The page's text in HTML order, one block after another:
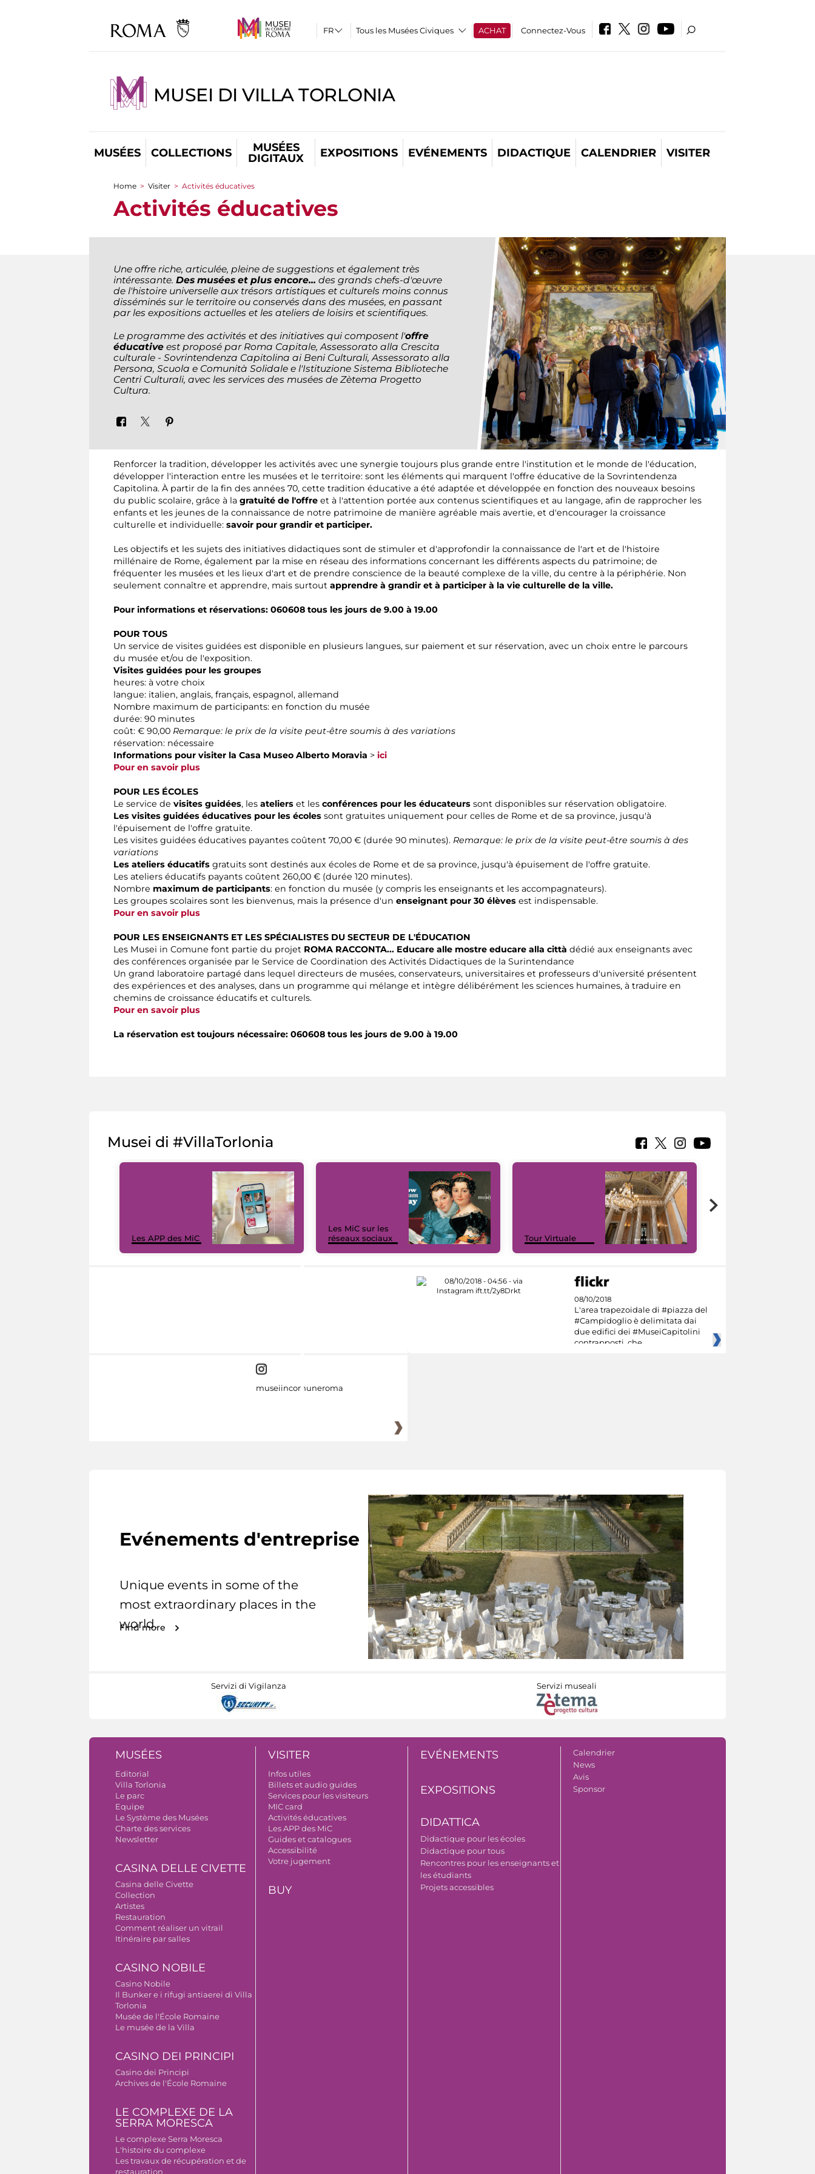
Tous les Musées Civiques ACHAT Connectez-Vous
MUSEI DI VILLA TORLONIA
MUSÉES COLLECTIONS
MUSÉES
DIGITAUX
EXPOSITIONS EVÉNEMENTS DIDACTIQUE CALENDRIER VISITER
You are here
Home > Visiter > Activités éducatives
Activités éducatives
Une offre riche, articulée, pleine de suggestions et également très
intéressante. Des musées et plus encore... des grands chefs-d'œuvre
de l'histoire universelle aux trésors artistiques et culturels moins connus
disséminés sur le territoire ou conservés dans des musées, en passant
par les expositions actuelles et les ateliers de loisirs et scientifiques.
Le programme des activités et des initiatives qui composent l'offre
éducative est proposé par Roma Capitale, Assessorato alla Crescita
culturale - Sovrintendenza Capitolina ai Beni Culturali, Assessorato alla
Persona, Scuola e Comunità Solidale e l'Istituzione Sistema Biblioteche
Centri Culturali, avec les services des musées de Zètema Progetto
Cultura.
Renforcer la tradition, développer les activités avec une synergie toujours plus grande entre l'institution et le monde de l'éducation,
développer l'interaction entre les musées et le territoire: sont les éléments qui marquent l'offre éducative de la Sovrintendenza
Capitolina. À partir de la fin des années 70, cette tradition éducative a été adaptée et développée en fonction des nouveaux besoins
du public scolaire, grâce à la gratuité de l'offre et à l'attention portée aux contenus scientifiques et au langage, afin de rapprocher les
enfants et les jeunes de la connaissance de notre patrimoine de manière agréable mais avertie, et d'encourager la croissance
culturelle et individuelle: savoir pour grandir et participer.
Les objectifs et les sujets des initiatives didactiques sont de stimuler et d'approfondir la connaissance de l'art et de l'histoire
millénaire de Rome, également par la mise en réseau des informations concernant les différents aspects du patrimoine; de
fréquenter les musées et les lieux d'art et de prendre conscience de la beauté complexe de la ville, du centre à la périphérie. Non
seulement connaître et apprendre, mais surtout apprendre à grandir et à participer à la vie culturelle de la ville.
Pour informations et réservations: 060608 tous les jours de 9.00 à 19.00
POUR TOUS
Un service de visites guidées est disponible en plusieurs langues, sur paiement et sur réservation, avec un choix entre le parcours
du musée et/ou de l'exposition.
Visites guidées pour les groupes
heures: à votre choix
langue: italien, anglais, français, espagnol, allemand
Nombre maximum de participants: en fonction du musée
durée: 90 minutes
coût: € 90,00 Remarque: le prix de la visite peut-être soumis à des variations
réservation: nécessaire
Informations pour visiter la Casa Museo Alberto Moravia > ici
Pour en savoir plus
POUR LES ÉCOLES
Le service de visites guidées, les ateliers et les conférences pour les éducateurs sont disponibles sur réservation obligatoire.
Les visites guidées éducatives pour les écoles sont gratuites uniquement pour celles de Rome et de sa province, jusqu'à
l'épuisement de l'offre gratuite.
Les visites guidées éducatives payantes coûtent 70,00 € (durée 90 minutes). Remarque: le prix de la visite peut-être soumis à des
variations
Les ateliers éducatifs gratuits sont destinés aux écoles de Rome et de sa province, jusqu'à épuisement de l'offre gratuite.
Les ateliers éducatifs payants coûtent 260,00 € (durée 120 minutes).
Nombre maximum de participants: en fonction du musée (y compris les enseignants et les accompagnateurs).
Les groupes scolaires sont les bienvenus, mais la présence d'un enseignant pour 30 élèves est indispensable.
Pour en savoir plus
POUR LES ENSEIGNANTS ET LES SPÉCIALISTES DU SECTEUR DE L'ÉDUCATION
Les Musei in Comune font partie du projet ROMA RACCONTA... Educare alle mostre educare alla città dédié aux enseignants avec
des conférences organisée par le Service de Coordination des Activités Didactiques de la Surintendance
Un grand laboratoire partagé dans lequel directeurs de musées, conservateurs, universitaires et professeurs d'université présentent
des expériences et des analyses, dans un programme qui mélange et intègre délibérément les sciences humaines, à traduire en
chemins de croissance éducatifs et culturels.
Pour en savoir plus
La réservation est toujours nécessaire: 060608 tous les jours de 9.00 à 19.00
Musei di #VillaTorlonia
Les APP des MiC
Les MiC sur les
réseaux sociaux
Tour Virtuale
08/10/2018
L'area trapezoidale di #piazza del
#Campidoglio è delimitata dai
due edifici dei #MuseiCapitolini
contrapposti, che
museiincomuneroma
Evénements d'entreprise
Unique events in some of the
most extraordinary places in the
world.
Find more
Servizi di Vigilanza Servizi museali
MUSÉES
Editorial
Villa Torlonia
Le parc
Equipe
Le Système des Musées
Charte des services
Newsletter
CASINA DELLE CIVETTE
Casina delle Civette
Collection
Artistes
Restauration
Comment réaliser un vitrail
Itinéraire par salles
CASINO NOBILE
Casino Nobile
Il Bunker e i rifugi antiaerei di Villa
Torlonia
Musée de l'École Romaine
Le musée de la Villa
CASINO DEI PRINCIPI
Casino dei Principi
Archives de l'École Romaine
LE COMPLEXE DE LA
SERRA MORESCA
Le complexe Serra Moresca
L'histoire du complexe
Les travaux de récupération et de
restauration
VISITER
Infos utiles
Billets et audio guides
Services pour les visiteurs
MIC card
Activités éducatives
Les APP des MiC
Guides et catalogues
Accessibilité
Votre jugement
BUY
EVÉNEMENTS
EXPOSITIONS
DIDATTICA
Didactique pour les écoles
Didactique pour tous
Rencontres pour les enseignants et
les étudiants
Projets accessibles
Calendrier
News
Avis
Sponsor